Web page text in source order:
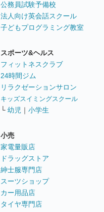
公務員試験予備校
法人向け英会話スクール
子どもプログラミング教室
スポーツ&ヘルス
フィットネスクラブ
24時間ジム
リラクゼーションサロン
キッズスイミングスクール
└ 幼児 ｜ 小学生
小売
家電量販店
ドラッグストア
紳士服専門店
スーツショップ
カー用品店
タイヤ専門店